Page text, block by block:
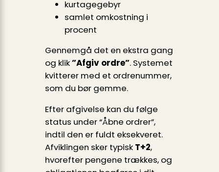
kurtagegebyr
samlet omkostning i
procent
Gennemgå det en ekstra gang
og klik ”Afgiv ordre”. Systemet
kvitterer med et ordrenummer,
som du bør gemme.
Efter afgivelse kan du følge
status under “Åbne ordrer”,
indtil den er fuldt eksekveret.
Afviklingen sker typisk T+2,
hvorefter pengene trækkes, og